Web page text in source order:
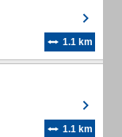
1.1 km
1.1 km